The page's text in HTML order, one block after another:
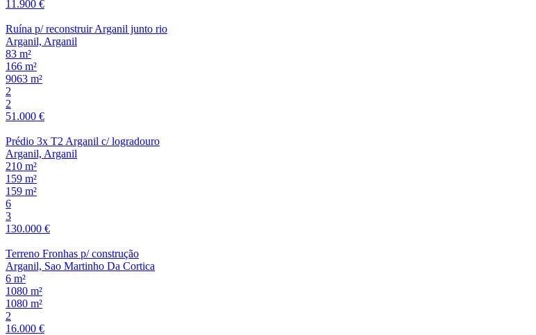
11.900 €
Ruína p/ reconstruir Arganil junto rio
Arganil, Arganil
83 m²
166 m²
9063 m²
2
2
51.000 €
Prédio 3x T2 Arganil c/ logradouro
Arganil, Arganil
210 m²
159 m²
159 m²
6
3
130.000 €
Terreno Fronhas p/ construção
Arganil, Sao Martinho Da Cortica
6 m²
1080 m²
1080 m²
2
16.000 €